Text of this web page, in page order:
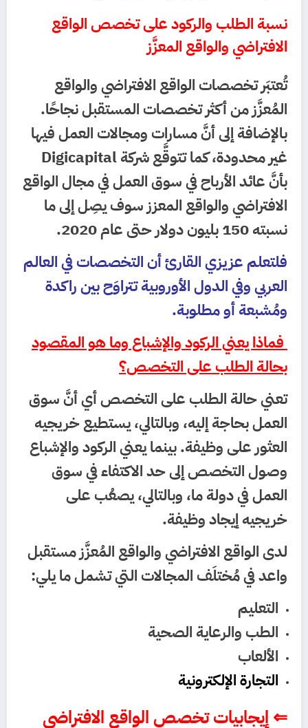
نسبة الطلب والركود على تخصص الواقع
الافتراضي والواقع المعزَّز
تُعتبَر تخصصات الواقع الافتراضي والواقع
المُعزَّز من أكثر تخصصات المستقبل نجاحًا.
بالإضافة إلى أنَّ مسارات ومجالات العمل فيها
غير محدودة، كما تتوقَّع شركة Digicapital
بأنَّ عائد الأرباح في سوق العمل في مجال الواقع
الافتراضي والواقع المعزز سوف يصِل إلى ما
نسبته 150 بليون دولار حتى عام 2020.
فلتعلم عزيزي القارئ أن التخصصات في العالم
العربي وفي الدول الأوروبية تتراوَح بين راكدة
ومُشبعة أو مطلوبة.
فماذا يعني الركود والإشباع وما هو المقصود
بحالة الطلب على التخصص؟
تعني حالة الطلب على التخصص أي أنَّ سوق
العمل بحاجة إليه، وبالتالي، يستطيع خريجيه
العثور على وظيفة. بينما يعني الركود والإشباع
وصول التخصص إلى حد الاكتفاء في سوق
العمل في دولة ما، وبالتالي، يصعُب على
خريجيه إيجاد وظيفة.
لدى الواقع الافتراضي والواقع المُعزَّز مستقبل
واعد في مُختلَف المجالات التي تشمل ما يلي:
التعليم
الطب والرعاية الصحية
الألعاب
التجارة الإلكترونية
⇐ إيجابيات تخصص الواقع الافتراضي